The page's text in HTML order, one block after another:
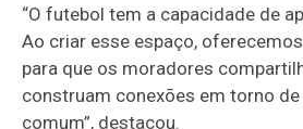
“O futebol tem a capacidade de
Ao criar esse espaço,
para que os moradores
construam conexões em torno de
comum”, destacou.